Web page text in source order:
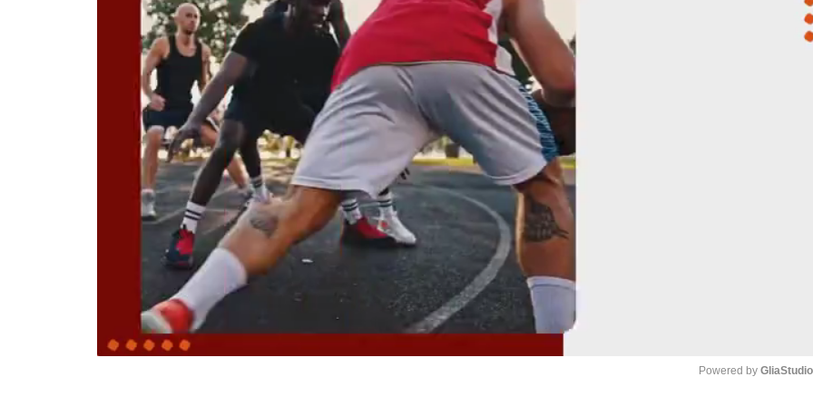
Powered by